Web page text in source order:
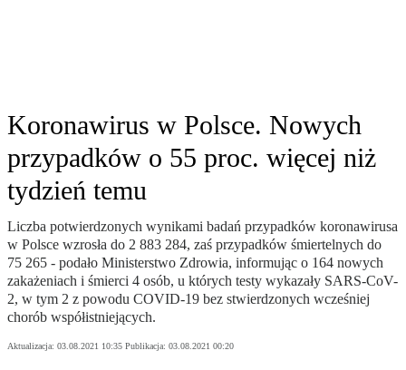
Koronawirus w Polsce. Nowych
przypadków o 55 proc. więcej niż
tydzień temu
Liczba potwierdzonych wynikami badań przypadków koronawirusa
w Polsce wzrosła do 2 883 284, zaś przypadków śmiertelnych do
75 265 - podało Ministerstwo Zdrowia, informując o 164 nowych
zakażeniach i śmierci 4 osób, u których testy wykazały SARS-CoV-
2, w tym 2 z powodu COVID-19 bez stwierdzonych wcześniej
chorób współistniejących.
Aktualizacja: 03.08.2021 10:35 Publikacja: 03.08.2021 00:20